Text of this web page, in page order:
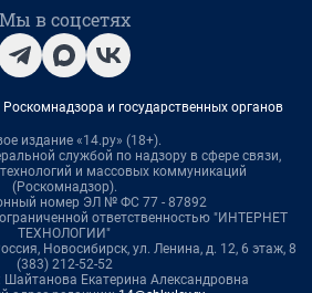
Мы в соцсетях
и государственных органов
издание «14.ру» (18+).
службой по надзору в сфере связи,
и массовых коммуникаций
(Роскомнадзор).
номер ЭЛ № ФС 77 - 87892
ответственностью "ИНТЕРНЕТ
ТЕХНОЛОГИИ"
Новосибирск, ул. Ленина, д. 12, 6 этаж, 8
(383) 212-52-52
Шайтанова Екатерина Александровна